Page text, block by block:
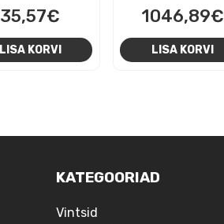
35,57€
LISA KORVI
1046,89€
LISA KORVI
KATEGOORIAD
Vintsid